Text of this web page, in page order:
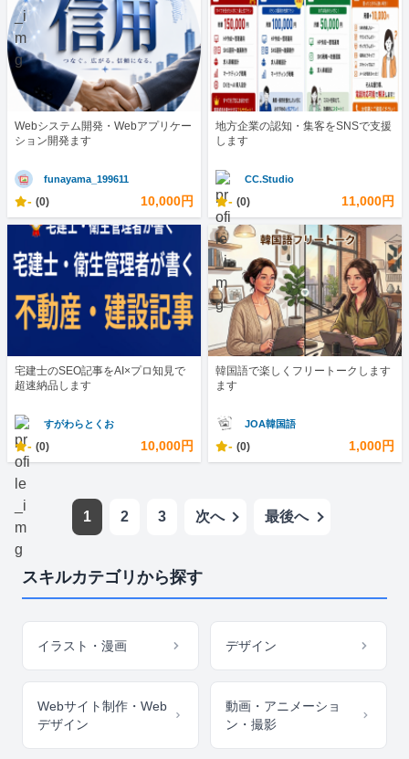
Webシステム開発・Webアプリケー
ション開発ます
funayama_199611
- (0) 10,000円
地方企業の認知・集客をSNSで支援
します
CC.Studio
- (0) 11,000円
宅建士のSEO記事をAI×プロ知見で
超速納品します
すがわらとくお
- (0) 10,000円
韓国語で楽しくフリートークします
ます
JOA韓国語
- (0) 1,000円
1 2 3 次へ 最後へ
スキルカテゴリから探す
イラスト・漫画 デザイン
Webサイト制作・Web
デザイン
動画・アニメーショ
ン・撮影